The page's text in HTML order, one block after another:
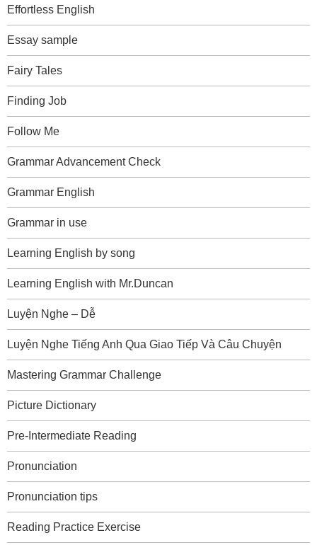
Effortless English
Essay sample
Fairy Tales
Finding Job
Follow Me
Grammar Advancement Check
Grammar English
Grammar in use
Learning English by song
Learning English with Mr.Duncan
Luyện Nghe – Dễ
Luyện Nghe Tiếng Anh Qua Giao Tiếp Và Câu Chuyện
Mastering Grammar Challenge
Picture Dictionary
Pre-Intermediate Reading
Pronunciation
Pronunciation tips
Reading Practice Exercise